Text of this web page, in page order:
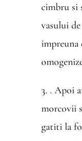
cimbru si
vasului
impreuna
3. . Apoi
morcovii
gatiti la